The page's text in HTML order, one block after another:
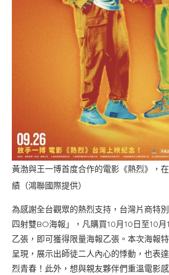
黃渤與王一博首度合作的電影《熱烈》，
績（鴻聯國際提供）
為感謝全台觀眾的熱烈支持，台灣片商特
四射雙BO海報」，凡購買10月10日至10
乙張，即可獲得限量海報乙張。本次海報
呈現，展示出師徒二人內心的悸動，也表
烈青春！此外，想與親友夥伴們重溫電影